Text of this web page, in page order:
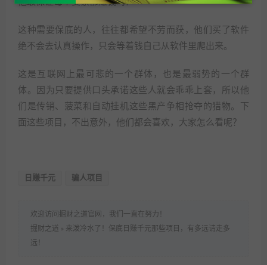
他敢保证每个卖家都赚钱吗？
这种需要保底的人，往往都希望不劳而获，他们买了软件
绝不会去认真操作，只会等着钱自己从软件里爬出来。
这是互联网上最可悲的一个群体，也是最弱势的一个群
体。因为只要提供口头承诺这些人就会乖乖上套，所以他
们是传销、菠菜和自动挂机这些黑产争相抢夺的猎物。下
面这些项目，不出意外，他们都会喜欢，大家怎么看呢？
日赚千元 骗人项目
欢迎访问掘财之道官网，我们一直在努力！
掘财之道 » 来泼冷水了！保底日赚千元那些项目，有多远请走多
远！